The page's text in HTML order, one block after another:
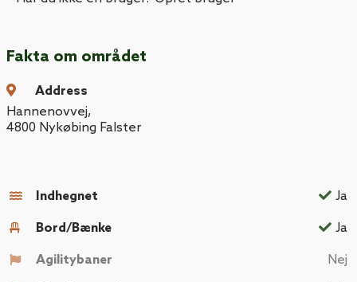
Fakta om området
Address
Hannenovvej,
4800 Nykøbing Falster
Indhegnet Ja
Bord/Bænke Ja
Agilitybaner Nej